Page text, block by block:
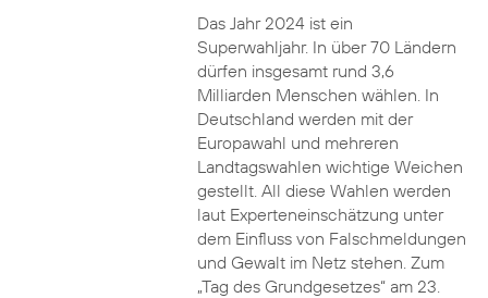
Das Jahr 2024 ist ein
Superwahljahr. In über 70 Ländern
dürfen insgesamt rund 3,6
Milliarden Menschen wählen. In
Deutschland werden mit der
Europawahl und mehreren
Landtagswahlen wichtige Weichen
gestellt. All diese Wahlen werden
laut Experteneinschätzung unter
dem Einfluss von Falschmeldungen
und Gewalt im Netz stehen. Zum
„Tag des Grundgesetzes“ am 23.